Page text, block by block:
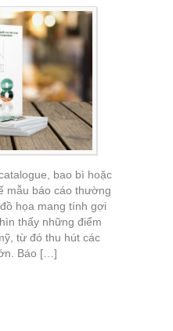
bao bì hoặc
mẫu báo cáo thường
họa mang tính gợi
thấy những điểm
từ đó thu hút các
Báo […]